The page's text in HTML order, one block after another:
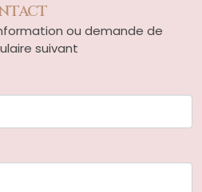
ou demande de
suivant